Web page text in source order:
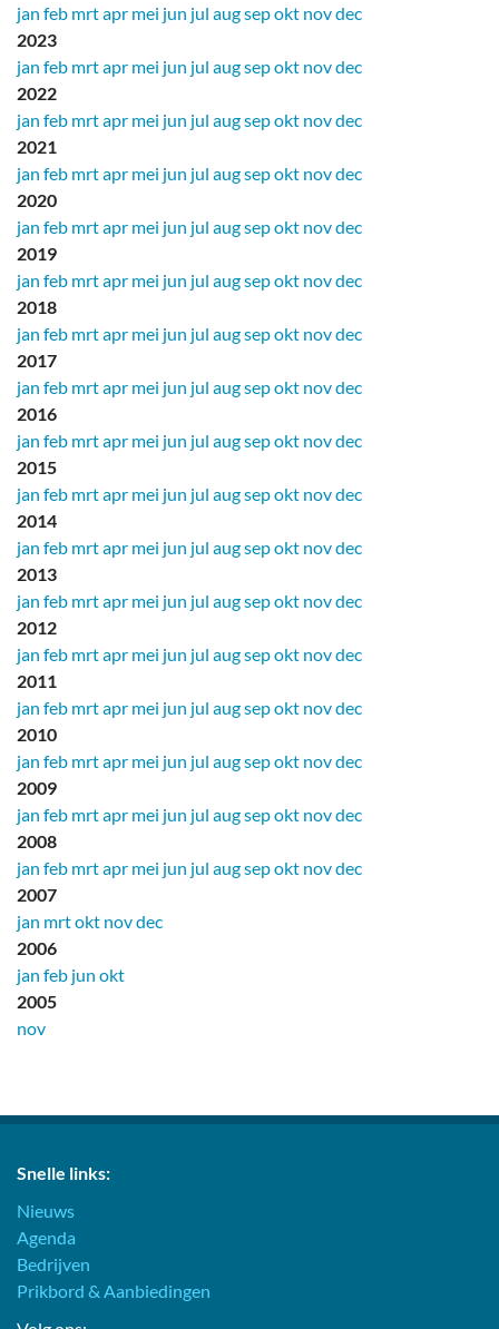
jan feb mrtapr mei jun jul augsepokt novdec
2023
jan feb mrtapr mei jun jul augsepokt novdec
2022
jan feb mrtapr mei jun jul augsepokt novdec
2021
jan feb mrtapr mei jun jul augsepokt novdec
2020
jan feb mrtapr mei jun jul augsepokt novdec
2019
jan feb mrtapr mei jun jul augsepokt novdec
2018
jan feb mrtapr mei jun jul augsepokt novdec
2017
jan feb mrtapr mei jun jul augsepokt novdec
2016
jan feb mrtapr mei jun jul augsepokt novdec
2015
jan feb mrtapr mei jun jul augsepokt novdec
2014
jan feb mrtapr mei jun jul augsepokt novdec
2013
jan feb mrtapr mei jun jul augsepokt novdec
2012
jan feb mrtapr mei jun jul augsepokt novdec
2011
jan feb mrtapr mei jun jul augsepokt novdec
2010
jan feb mrtapr mei jun jul augsepokt novdec
2009
jan feb mrtapr mei jun jul augsepokt novdec
2008
jan feb mrtapr mei jun jul augsepokt novdec
2007
jan mrtokt novdec
2006
jan feb jun okt
2005
nov
Snelle links:
Nieuws
Agenda
Bedrijven
Prikbord & Aanbiedingen